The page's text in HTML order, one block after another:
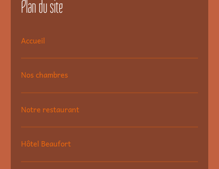
Plan du site
Accueil
Nos chambres
Notre restaurant
Hôtel Beaufort